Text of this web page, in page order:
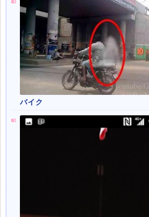
バイク